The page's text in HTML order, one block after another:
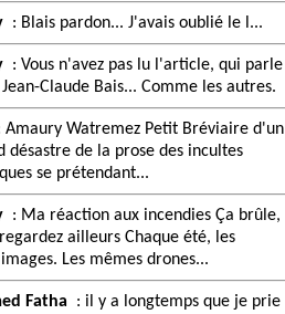
: Blais pardon... J'avais oublié le l...
: Vous n'avez pas lu l'article, qui parle
Claude Bais... Comme les autres.
Amaury Watremez Petit Bréviaire d'un
désastre de la prose des incultes
se prétendant...
: Ma réaction aux incendies Ça brûle,
ailleurs Chaque été, les
Les mêmes drones...
Fatha : il y a longtemps que je prie